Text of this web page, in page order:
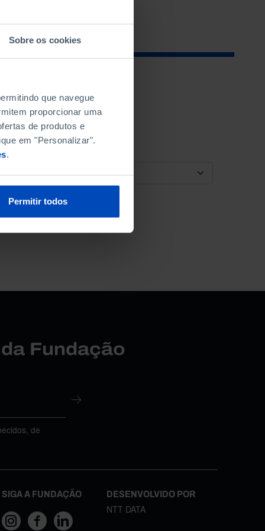
Sobre os cookies
que navegue
proporcionar uma
de produtos e
em "Personalizar".
.
Permitir todos
ORDENAR POR
Fundação
de
SIGA A FUNDAÇÃO DESENVOLVIDO POR
NTT DATA